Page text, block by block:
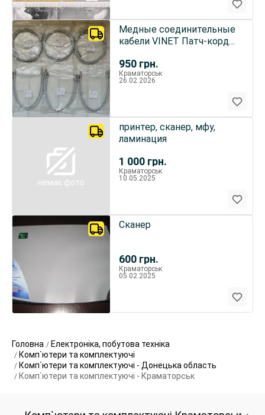
950 грн.
Медные соединительные
кабели VINET Патч-корд
Краматорськ
26.02.2026
немає фото
1 000 грн.
принтер, сканер, мфу,
ламинация
Краматорськ
10.05.2025
600 грн.
Сканер
Краматорськ
05.02.2025
Головна
Електроніка, побутова техніка
Комп`ютери та комплектуючі
Комп`ютери та комплектуючі - Донецька область
Комп`ютери та комплектуючі - Краматорськ